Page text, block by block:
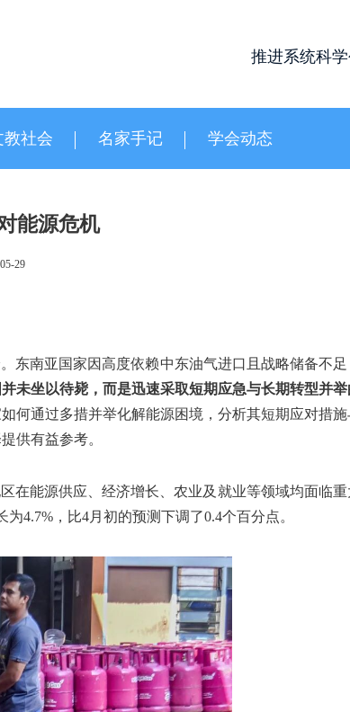
推进系统科
教社会 名家手记 学会动态
能源危机
29
东南亚国家因高度依赖中东油气进口且战略储备不
未坐以待毙，而是迅速采取短期应急与长期转型并
何通过多措并举化解能源困境，分析其短期应对措施
供有益参考。
在能源供应、经济增长、农业及就业等领域均面临
4.7%，比4月初的预测下调了0.4个百分点。